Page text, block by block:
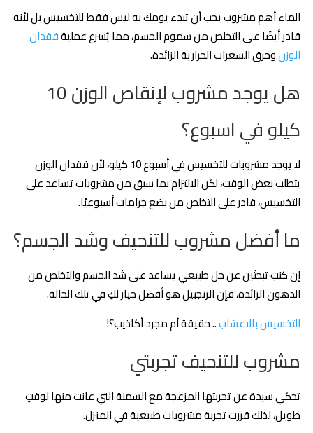
الماء أهم مشروب يجب أن تبدء يومك به ليس فقط للتخسيس بل لأنه
قادر أيضًا على التخلص من سموم الجسم، مما يُسرع عمليةفقدان
الوزنوحرق السعرات الحرارية الزائدة.
هل يوجد مشروب لإنقاص الوزن 10
كيلو في اسبوع؟
لا يوجد مشروبات للتخسيس في أسبوع 10 كيلو، لأن فقدان الوزن
يتطلب بعض الوقت، لكن الالتزام بما سبق من مشروبات تساعد على
التخسيس، قادر على التخلص من بضع جرامات أسبوعيًا.
ما أفضل مشروب للتنحيف وشد الجسم؟
إن كنتِ تبحثين عن حل طبيعي يساعد على شد الجسم والتخلص من
الدهون الزائدة، فإن الزنجبيل هو أفضل خيار لكِ في تلك الحالة.
التخسيس بالاعشاب.. حقيقة أم مجرد أكاذيب؟!
مشروب للتنحيف تجربتي
تحكي سيدة عن تجربتها المزعجة مع السمنة التي عانت منها لوقتٍ
طويل، لذلك قررت تجربة مشروبات طبيعية في المنزل.